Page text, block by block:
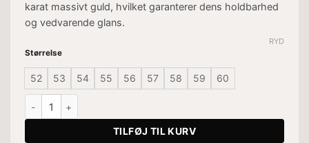
karat massivt guld, hvilket garanterer dens holdbarhed
og vedvarende glans.
Størrelse
52 53 54 55 56 57 58 59 60
RYD
TILFØJ TIL KURV